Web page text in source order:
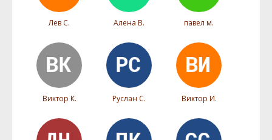
Лев С. Алена В. павел м.
Виктор К. Руслан С. Виктор И.